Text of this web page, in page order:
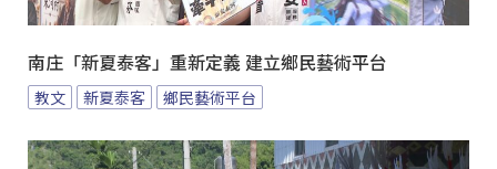
南庄「新夏泰客」重新定義 建立鄉民藝術平台
教文 新夏泰客 鄉民藝術平台